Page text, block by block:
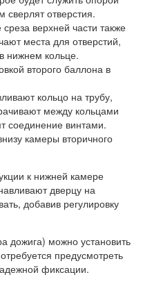
сверлят отверстия.
верхней части также
места для отверстий,
нижнем кольце.
второго баллона в
кольцо на трубу,
между кольцами
соединение винтами.
камеры вторичного
к нижней камере
дверцу на
добавив регулировку
дожига) можно установить
предусмотреть
фиксации.